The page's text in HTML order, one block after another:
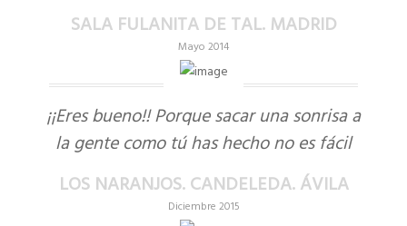
SALA FULANITA DE TAL. MADRID
Mayo 2014
¡¡Eres bueno!! Porque sacar una sonrisa a
la gente como tú has hecho no es fácil
LOS NARANJOS. CANDELEDA. ÁVILA
Diciembre 2015